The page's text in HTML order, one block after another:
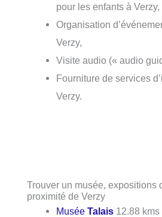
pour les enfants à Verzy,
Organisation
Verzy,
Visite audio (« audio
Fourniture de services
Verzy.
Trouver un musée, expositions
proximité de Verzy
MuséeTalais 12.88 kms